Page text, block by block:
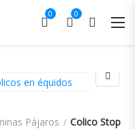
0 0
Pájaros Colico Stop